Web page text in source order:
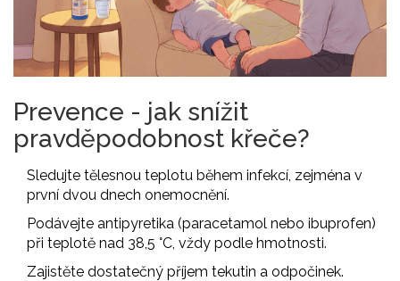
Prevence - jak snížit
pravděpodobnost křeče?
Sledujte tělesnou teplotu během infekcí, zejména v
první dvou dnech onemocnění.
Podávejte antipyretika (paracetamol nebo ibuprofen)
při teplotě nad 38,5 °C, vždy podle hmotnosti.
Zajistěte dostatečný příjem tekutin a odpočinek.